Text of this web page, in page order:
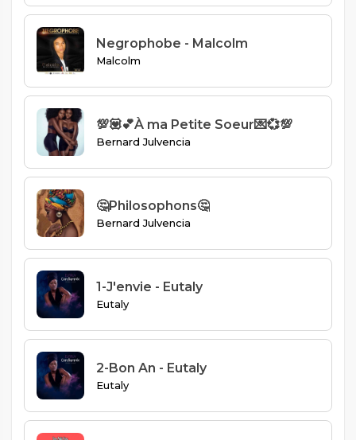
Negrophobe - Malcolm
Malcolm
💯💟💕À ma Petite Soeur💌💞💯
Bernard Julvencia
🤔Philosophons🤔
Bernard Julvencia
1-J'envie - Eutaly
Eutaly
2-Bon An - Eutaly
Eutaly